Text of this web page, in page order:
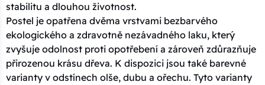
stabilitu a dlouhou životnost.
Postel je opatřena dvěma vrstvami bezbarvého
ekologického a zdravotně nezávadného laku, který
zvyšuje odolnost proti opotřebení a zároveň zdůrazňuje
přirozenou krásu dřeva. K dispozici jsou také barevné
varianty v odstínech olše, dubu a ořechu. Tyto varianty